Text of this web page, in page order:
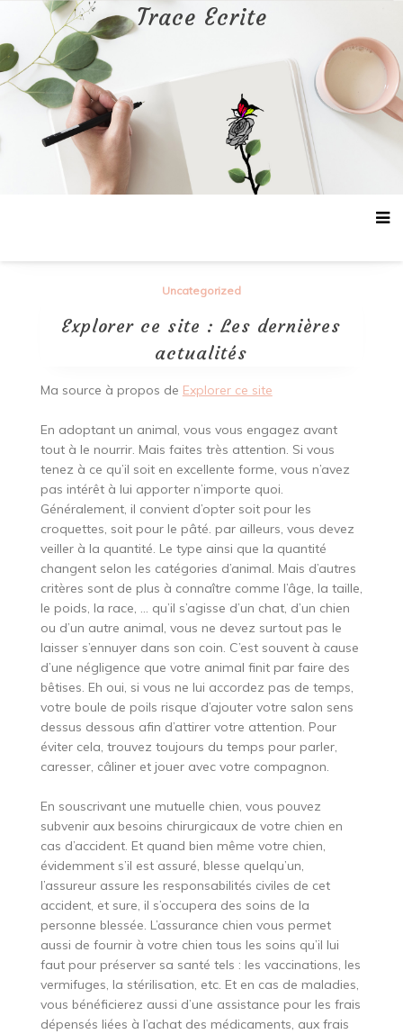
contenu
Trace Ecrite
Uncategorized
Explorer ce site : Les dernières
actualités
Ma source à propos de Explorer ce site
En adoptant un animal, vous vous engagez avant
tout à le nourrir. Mais faites très attention. Si vous
tenez à ce qu’il soit en excellente forme, vous n’avez
pas intérêt à lui apporter n’importe quoi.
Généralement, il convient d’opter soit pour les
croquettes, soit pour le pâté. par ailleurs, vous devez
veiller à la quantité. Le type ainsi que la quantité
changent selon les catégories d’animal. Mais d’autres
critères sont de plus à connaître comme l’âge, la taille,
le poids, la race, … qu’il s’agisse d’un chat, d’un chien
ou d’un autre animal, vous ne devez surtout pas le
laisser s’ennuyer dans son coin. C’est souvent à cause
d’une négligence que votre animal finit par faire des
bêtises. Eh oui, si vous ne lui accordez pas de temps,
votre boule de poils risque d’ajouter votre salon sens
dessus dessous afin d’attirer votre attention. Pour
éviter cela, trouvez toujours du temps pour parler,
caresser, câliner et jouer avec votre compagnon.
En souscrivant une mutuelle chien, vous pouvez
subvenir aux besoins chirurgicaux de votre chien en
cas d’accident. Et quand bien même votre chien,
évidemment s’il est assuré, blesse quelqu’un,
l’assureur assure les responsabilités civiles de cet
accident, et sure, il s’occupera des soins de la
personne blessée. L’assurance chien vous permet
aussi de fournir à votre chien tous les soins qu’il lui
faut pour préserver sa santé tels : les vaccinations, les
vermifuges, la stérilisation, etc. Et en cas de maladies,
vous bénéficierez aussi d’une assistance pour les frais
dépensés liées à l’achat des médicaments, aux frais